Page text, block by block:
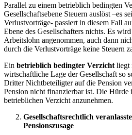
Parallel zu einem betrieblich bedingten
Gesellschaftsebene Steuern auslöst –es
Verlustvorträge- passiert in diesem Fall
Ebene des Gesellschafters nichts. Es
Arbeitslohn angenommen, auch dann
durch die Verlustvorträge keine Steuern
Ein betrieblich bedingter Verzicht liegt
wirtschaftliche Lage der Gesellschaft so
Dritter Nichtbeteiligter auf die Pension
Pension nicht finanzierbar ist. Die Hürde
betrieblichen Verzicht anzunehmen.
Gesellschaftsrechtlich
Pensionszusage